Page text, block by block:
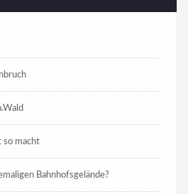
so macht
Bahnhofsgelände?